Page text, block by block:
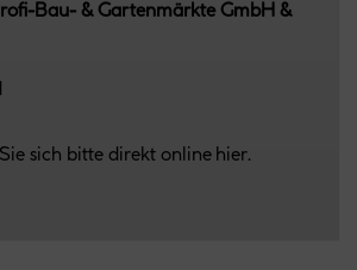
Bau- & Gartenmärkte GmbH &
sich bitte direkt online hier.